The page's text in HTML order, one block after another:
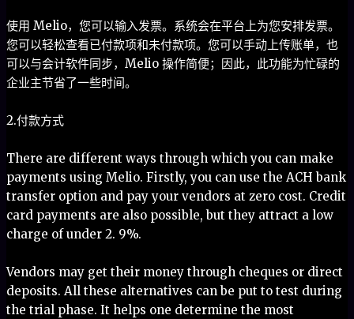
使用 Melio，您可以输入发票。系统会在平台上为您安排发票。
您可以轻松查看已付款项和未付款项。您可以手动上传账单，也
可以与会计软件同步，Melio 操作简便；因此，此功能为忙碌的
企业主节省了一些时间。
2.付款方式
There are different ways through which you can make
payments using Melio. Firstly, you can use the ACH bank
transfer option and pay your vendors at zero cost. Credit
card payments are also possible, but they attract a low
charge of under 2. 9%.
Vendors may get their money through cheques or direct
deposits. All these alternatives can be put to test during
the trial phase. It helps one determine the most